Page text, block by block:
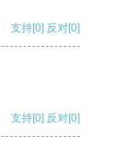
支持[0] 反对[0]
支持[0] 反对[0]